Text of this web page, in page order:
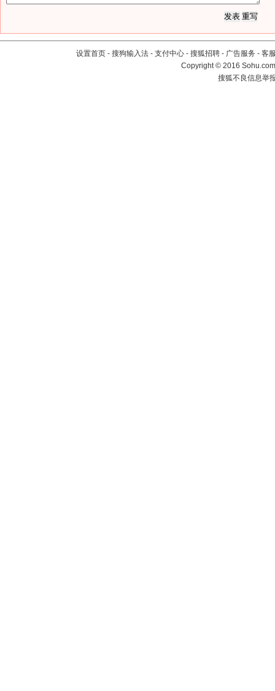
设置首页 - 搜狗输入法 - 支付中心 - 搜狐招聘 - 广告服务 - 客
Copyright©2016
搜狐不良信息举